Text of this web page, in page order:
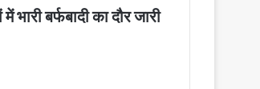
बर्फबादी का दौर जारी